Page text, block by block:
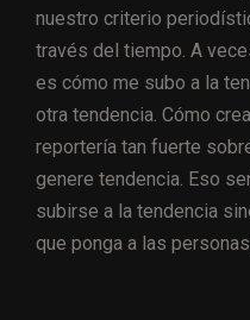
nuestro criterio
través del tiempo. A
es cómo me subo a la
otra tendencia. Cómo
reportería tan fuerte
genere tendencia. Eso
subirse a la tendencia
que ponga a las